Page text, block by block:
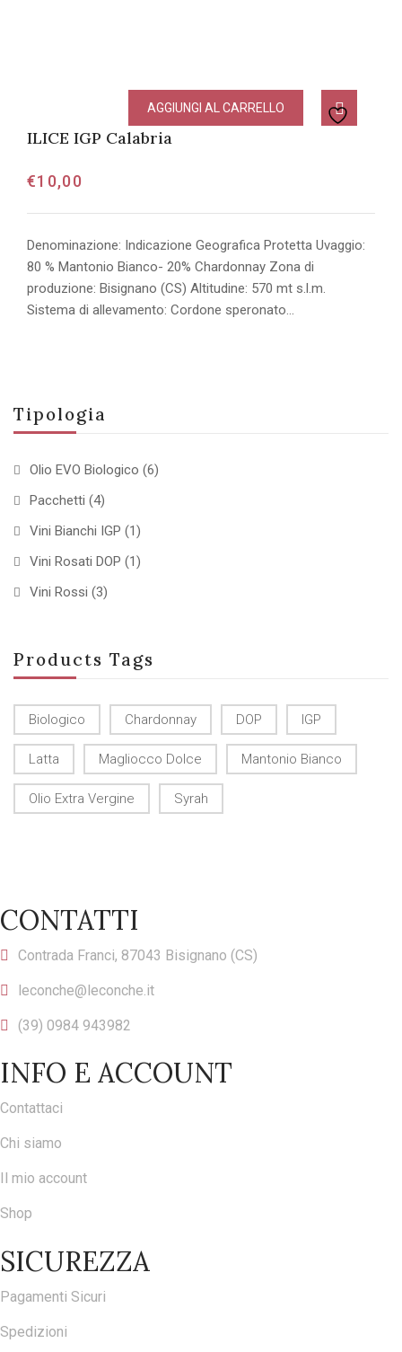
Tipologia
Olio EVO Biologico (6)
Pacchetti (4)
Vini Bianchi IGP (1)
Vini Rosati DOP (1)
Vini Rossi (3)
Products Tags
Biologico Chardonnay DOP IGP
Latta Magliocco Dolce Mantonio Bianco
Olio Extra Vergine Syrah
ILICE IGP Calabria
€10,00
AGGIUNGI AL CARRELLO
Denominazione: Indicazione Geografica Protetta Uvaggio:
80 % Mantonio Bianco- 20% Chardonnay Zona di
produzione: Bisignano (CS) Altitudine: 570 mt s.l.m.
Sistema di allevamento: Cordone speronato…
CONTATTI
Contrada Franci, 87043 Bisignano (CS)
leconche@leconche.it
(39) 0984 943982
INFO E ACCOUNT
Contattaci
Chi siamo
Il mio account
Shop
SICUREZZA
Pagamenti Sicuri
Spedizioni